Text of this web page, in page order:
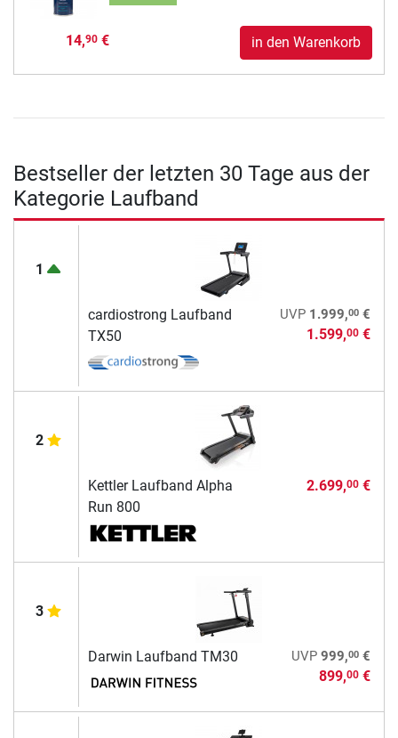
14,90€ in den Warenkorb
Bestseller der letzten 30 Tage aus der
Kategorie Laufband
1
cardiostrong Laufband
TX50
UVP 1.999,00€
1.599,00€
2
Kettler Laufband Alpha
Run 800
2.699,00€
3
Darwin Laufband TM30 UVP 999,00€
899,00€